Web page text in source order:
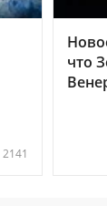
2141
что